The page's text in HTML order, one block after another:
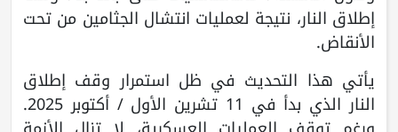
إطلاق النار، نتيجة لعمليات انتشال الجثامين من تحت
الأنقاض.
يأتي هذا التحديث في ظل استمرار وقف إطلاق
النار الذي بدأ في 11 تشرين الأول / أكتوبر 2025.